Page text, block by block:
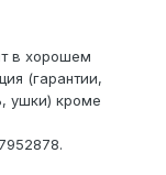
в хорошем
(гарантии,
ушки) кроме